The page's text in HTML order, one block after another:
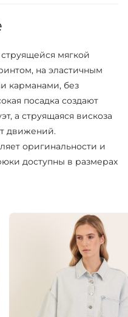
мягкой
на эластичным
карманами, без
посадка создают
а струящаяся вискоза
движений.
оригинальности и
доступны в размерах